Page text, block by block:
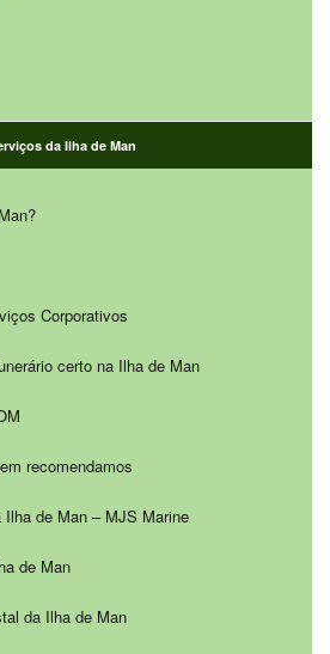
da Ilha de Man
Corporativos
certo na Ilha de Man
recomendamos
de Man – MJS Marine
de Man
da Ilha de Man